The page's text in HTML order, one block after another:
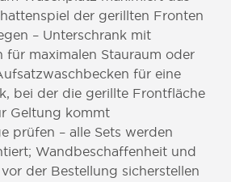
der gerillten Fronten
– Unterschrank mit
für maximalen Stauraum oder
für eine
bei der die gerillte Frontfläche
Geltung kommt
prüfen – alle Sets werden
Wandbeschaffenheit und
der Bestellung sicherstellen